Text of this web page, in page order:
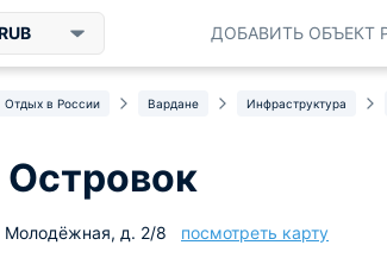
ДОБАВИТЬ ОБЪЕКТ
Отдых в России Вардане Инфраструктура
Молодёжная, д. 2/8 посмотреть карту